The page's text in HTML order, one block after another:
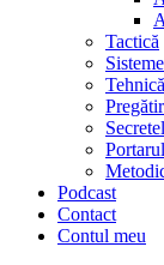
Tactică
Podcast
Contact
Contul meu